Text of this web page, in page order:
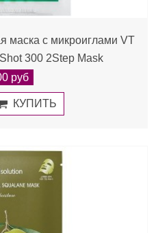
маска с микроиглами VT
300 2Step Mask
руб